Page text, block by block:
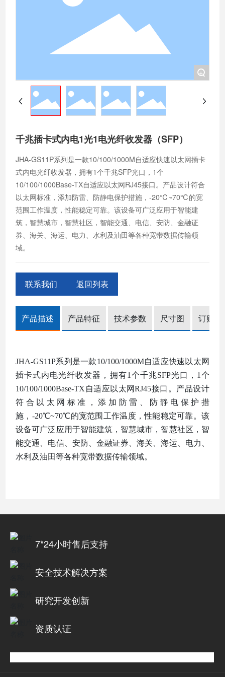
+
千兆插卡式内电1光1电光纤收发器（SFP）
JHA-GS11P系列是一款10/100/1000M自适应快速以太网插卡
式内电光纤收发器，拥有1个千兆SFP光口，1个
10/100/1000Base-TX自适应以太网RJ45接口。产品设计符合
以太网标准，添加防雷、防静电保护措施，-20℃~70℃的宽
范围工作温度，性能稳定可靠。该设备可广泛应用于智能建
筑，智慧城市，智慧社区，智能交通、电信、安防、金融证
券、海关、海运、电力、水利及油田等各种宽带数据传输领
域。
联系我们 返回列表
产品描述 产品特征 技术参数 尺寸图 订购信
JHA-GS11P系列 是一款10/100/1000M自适应快速以太网
插卡式内电光纤收发器， 拥有1个千兆SFP光口，1个
10/100/1000Base-TX自适应以太网RJ45接口。产品设计
符合以太网标准，添加防雷、防静电保护措
施，-20℃~70℃的宽范围工作温度，性能稳定可靠。该
设备可广泛应用于智能建筑，智慧城市，智慧社区，智
能交通、电信、安防、金融证券、海关、海运、电力、
水利及油田等各种宽带数据传输领域。
7*24小时售后支持
安全技术解决方案
研究开发创新
资质认证